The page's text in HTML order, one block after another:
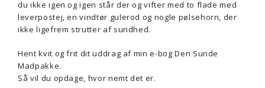
du ikke igen og igen står der og vifter med to flade med
leverpostej, en vindtør gulerod og nogle pølsehorn, der
ikke ligefrem strutter af sundhed.
Hent kvit og frit dit uddrag af min e-bog Den Sunde
Madpakke.
Så vil du opdage, hvor nemt det er.